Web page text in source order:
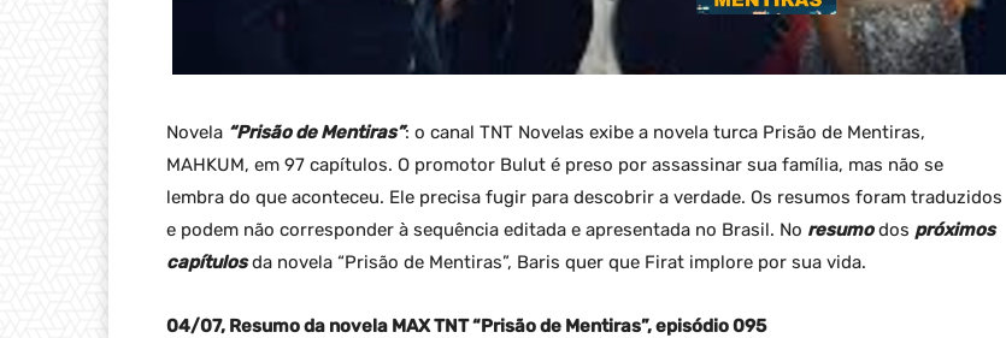
Novela “Prisão de Mentiras”: o canal TNT Novelas exibe a novela turca Prisão de Mentiras,
MAHKUM, em 97 capítulos. O promotor Bulut é preso por assassinar sua família, mas não se
lembra do que aconteceu. Ele precisa fugir para descobrir a verdade. Os resumos foram traduzidos
e podem não corresponder à sequência editada e apresentada no Brasil. No resumodos próximos
capítulosda novela “Prisão de Mentiras”, Baris quer que Firat implore por sua vida.
04/07, Resumo da novela MAX TNT “Prisão de Mentiras”, episódio 095